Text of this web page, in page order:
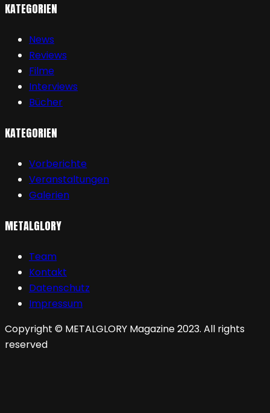
KATEGORIEN
News
Reviews
Filme
Interviews
Bücher
KATEGORIEN
Vorberichte
Veranstaltungen
Galerien
METALGLORY
Team
Kontakt
Datenschutz
Impressum
Copyright © METALGLORY Magazine 2023. All rights
reserved